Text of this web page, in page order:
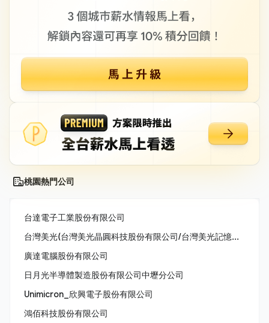
桃園熱門公司
台達電子工業股份有限公司
台灣美光(台灣美光晶圓科技股份有限公司/台灣美光記憶體股份有限公司/美商美光亞太科技股份有限公司)
廣達電腦股份有限公司
日月光半導體製造股份有限公司中壢分公司
Unimicron_欣興電子股份有限公司
鴻佰科技股份有限公司